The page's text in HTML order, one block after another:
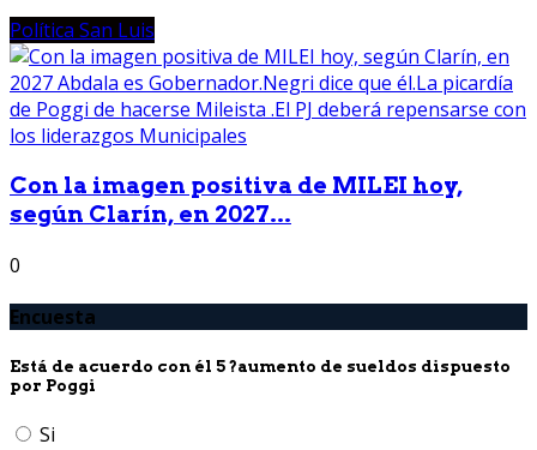
Política San Luis
Con la imagen positiva de MILEI hoy,
según Clarín, en 2027...
0
Encuesta
Está de acuerdo con él 5 ?aumento de sueldos dispuesto
por Poggi
Si